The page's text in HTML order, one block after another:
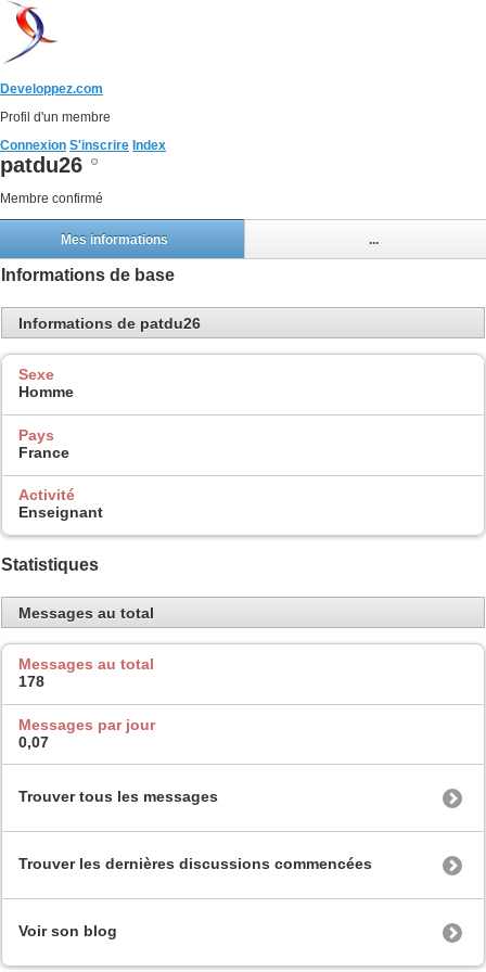
Developpez.com
Profil d'un membre
Connexion S'inscrire Index
patdu26
Membre confirmé
Mes informations ...
Informations de base
Informations de patdu26
Sexe
Homme
Pays
France
Activité
Enseignant
Statistiques
Messages au total
Messages au total
178
Messages par jour
0,07
Trouver tous les messages
Trouver les dernières discussions commencées
Voir son blog